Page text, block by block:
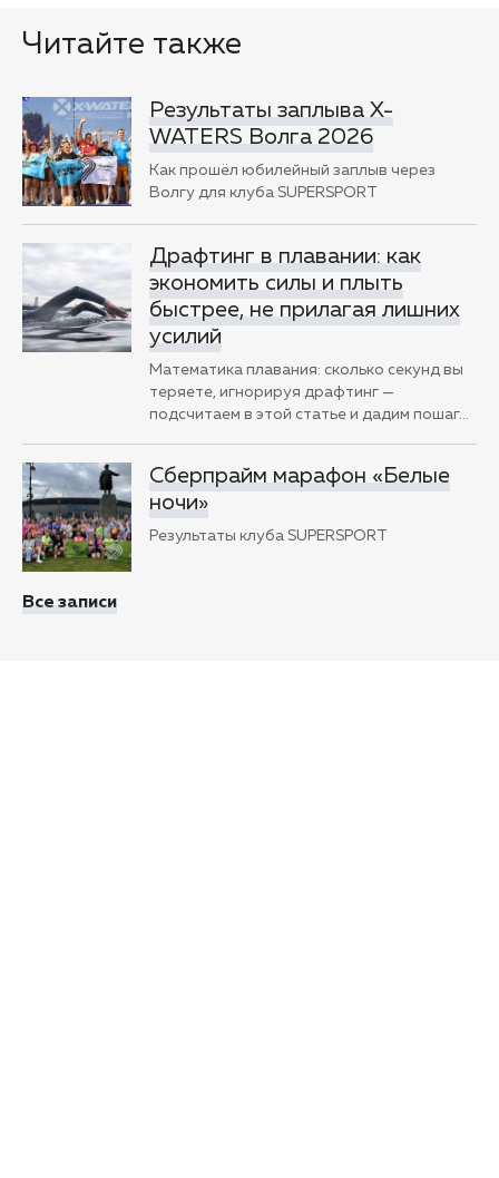
Читайте также
Результаты заплыва X-
WATERS Волга 2026
Как прошёл юбилейный заплыв через
Волгу для клуба SUPERSPORT
Драфтинг в плавании: как
экономить силы и плыть
быстрее, не прилагая лишних
усилий
Математика плавания: сколько секунд вы
теряете, игнорируя драфтинг —
подсчитаем в этой статье и дадим пошаг…
Сберпрайм марафон «Белые
ночи»
Результаты клуба SUPERSPORT
Все записи